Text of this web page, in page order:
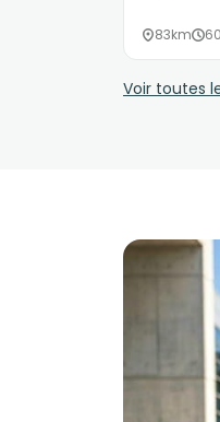
83km
Voir toutes